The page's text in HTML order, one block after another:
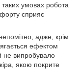
умовах робота
сприяє
адже, крім
ефектом
не випробувало
якою покрите